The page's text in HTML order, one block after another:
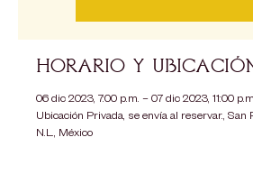
Horario y
06 dic 2023, 7:00 p.m. – 07 dic 2023, 11:00
Ubicación Privada, se envía al reservar., San
N.L., México